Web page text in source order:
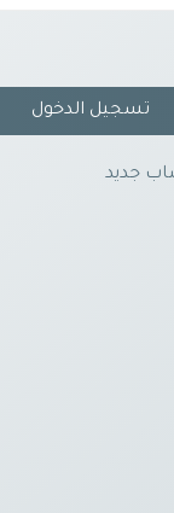
تسجيل الدخول
جديد